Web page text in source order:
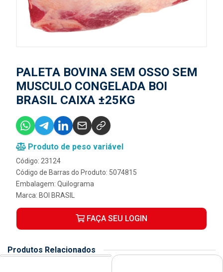
PALETA BOVINA SEM OSSO SEM
MUSCULO CONGELADA BOI
BRASIL CAIXA ±25KG
Produto de peso variável
Código: 23124
Código de Barras do Produto: 5074815
Embalagem: Quilograma
Marca: BOI BRASIL
FAÇA SEU LOGIN
Produtos Relacionados